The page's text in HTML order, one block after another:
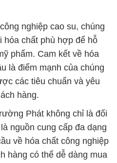
nghiệp cao su, chúng
hóa chất phù hợp để hỗ
phẩm. Cam kết về hóa
là điểm mạnh của chúng
các tiêu chuẩn và yêu
hàng.
Phát không chỉ là đối
nguồn cung cấp đa dạng
về hóa chất công nghiệp
hàng có thể dễ dàng mua